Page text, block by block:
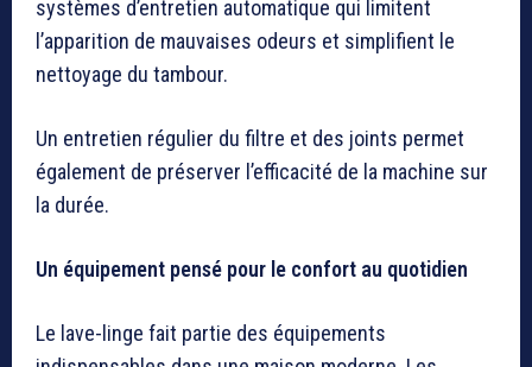
systèmes d’entretien automatique qui limitent
l’apparition de mauvaises odeurs et simplifient le
nettoyage du tambour.
Un entretien régulier du filtre et des joints permet
également de préserver l’efficacité de la machine sur
la durée.
Un équipement pensé pour le confort au quotidien
Le lave-linge fait partie des équipements